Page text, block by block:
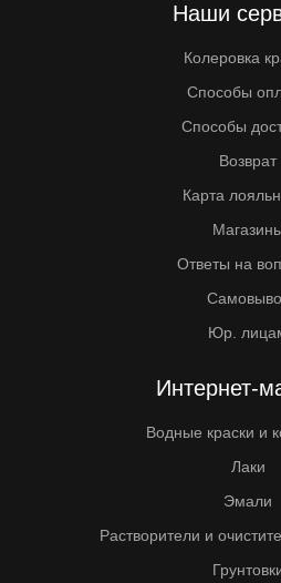
Наши
Колеровка
Способы
Способы
Возврат
Карта
Ответы на
Юр.
Интернет-
Водные краски и
Лаки
Эмали
Растворители и